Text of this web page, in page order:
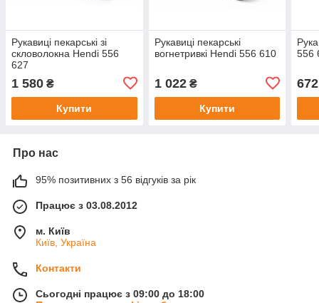
Рукавиці пекарські зі
скловолокна Hendi 556
627
1 580 ₴
Купити
Рукавиці пекарські
вогнетривкі Hendi 556 610
1 022₴
Купити
556
672
Про нас
95% позитивних з 56 відгуків за рік
Працює з 03.08.2012
м. Київ
Київ, Україна
Контакти
Сьогодні працює з 09:00 до 18:00